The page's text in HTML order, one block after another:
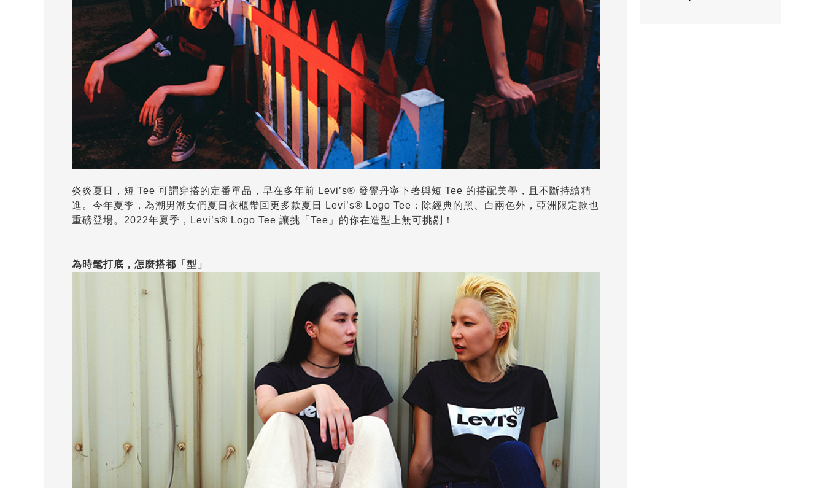
炎炎夏日，短 Tee 可謂穿搭的定番單品，早在多年前 Levi’s® 發覺丹寧下著與短 Tee 的搭配美學，且不斷持續精
進。今年夏季，為潮男潮女們夏日衣櫃帶回更多款夏日 Levi’s® Logo Tee；除經典的黑、白兩色外，亞洲限定款也
重磅登場。2022年夏季，Levi’s® Logo Tee 讓挑「Tee」的你在造型上無可挑剔！
為時髦打底，怎麼搭都「型」